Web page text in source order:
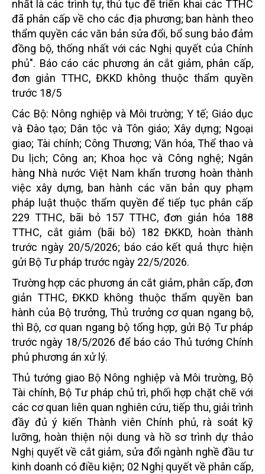
nhất là các trình tự, thủ tục để triển khai các TTHC
đã phân cấp về cho các địa phương; ban hành theo
thẩm quyền các văn bản sửa đổi, bổ sung bảo đảm
đồng bộ, thống nhất với các Nghị quyết của Chính
phủ". Báo cáo các phương án cắt giảm, phân cấp,
đơn giản TTHC, ĐKKD không thuộc thẩm quyền
trước 18/5
Các Bộ: Nông nghiệp và Môi trường; Y tế; Giáo dục
và Đào tạo; Dân tộc và Tôn giáo; Xây dựng; Ngoại
giao; Tài chính; Công Thương; Văn hóa, Thể thao và
Du lịch; Công an; Khoa học và Công nghệ; Ngân
hàng Nhà nước Việt Nam khẩn trương hoàn thành
việc xây dựng, ban hành các văn bản quy phạm
pháp luật thuộc thẩm quyền để tiếp tục phân cấp
229 TTHC, bãi bỏ 157 TTHC, đơn giản hóa 188
TTHC, cắt giảm (bãi bỏ) 182 ĐKKD, hoàn thành
trước ngày 20/5/2026; báo cáo kết quả thực hiện
gửi Bộ Tư pháp trước ngày 22/5/2026.
Trường hợp các phương án cắt giảm, phân cấp, đơn
giản TTHC, ĐKKD không thuộc thẩm quyền ban
hành của Bộ trưởng, Thủ trưởng cơ quan ngang bộ,
thì Bộ, cơ quan ngang bộ tổng hợp, gửi Bộ Tư pháp
trước ngày 18/5/2026 để báo cáo Thủ tướng Chính
phủ phương án xử lý.
Thủ tướng giao Bộ Nông nghiệp và Môi trường, Bộ
Tài chính, Bộ Tư pháp chủ trì, phối hợp chặt chẽ với
các cơ quan liên quan nghiên cứu, tiếp thu, giải trình
đầy đủ ý kiến Thành viên Chính phủ, rà soát kỹ
lưỡng, hoàn thiện nội dung và hồ sơ trình dự thảo
Nghị quyết về cắt giảm, sửa đổi ngành nghề đầu tư
kinh doanh có điều kiện; 02 Nghị quyết về phân cấp,